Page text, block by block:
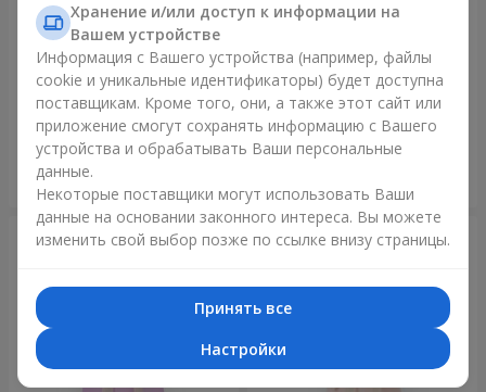
Букет "Kamaliya"
3 199 грн
Букет "Moon Dance"
2 570 грн
Хранение и/или доступ к информации на
Вашем устройстве
Информация с Вашего устройства (например, файлы
cookie и уникальные идентификаторы) будет доступна
поставщикам. Кроме того, они, а также этот сайт или
приложение смогут сохранять информацию с Вашего
устройства и обрабатывать Ваши персональные
данные.
Некоторые поставщики могут использовать Ваши
данные на основании законного интереса. Вы можете
изменить свой выбор позже по ссылке внизу страницы.
Принять все
Настройки